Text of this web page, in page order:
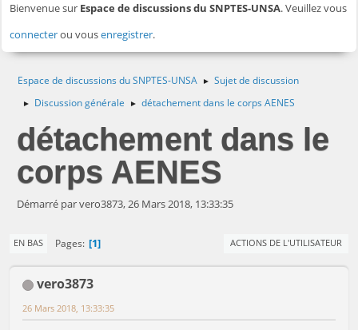
Bienvenue sur Espace de discussions du SNPTES-UNSA. Veuillez vous
connecterou vousenregistrer.
Espace de discussions du SNPTES-UNSA ► Sujet de discussion
► Discussion générale ► détachement dans le corps AENES
détachement dans le
corps AENES
Démarré par vero3873, 26 Mars 2018, 13:33:35
EN BAS Pages 1 ACTIONS DE L'UTILISATEUR
vero3873
26 Mars 2018, 13:33:35